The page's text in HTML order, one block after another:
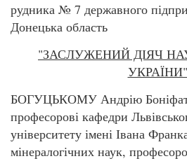
рудника № 7 державного
Донецька область
"ЗАСЛУЖЕНИЙ ДІЯЧ
УКРАЇНИ"
БОГУЦЬКОМУ Андрію
професорові кафедри
університету імені Івана
мінералогічних наук,